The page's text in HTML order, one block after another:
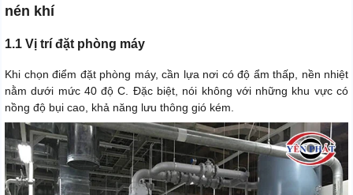
nén khí
1.1 Vị trí đặt phòng máy
Khi chọn điểm đặt phòng máy, cần lựa nơi có độ ẩm thấp, nền nhiệt
nằm dưới mức 40 độ C. Đặc biệt, nói không với những khu vực có
nồng độ bụi cao, khả năng lưu thông gió kém.